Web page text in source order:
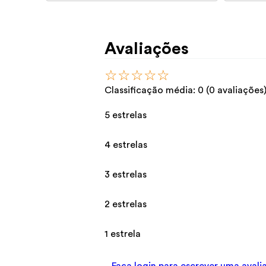
Avaliações
☆☆☆☆☆
Classificação média: 0 (0 avaliações)
5 estrelas
4 estrelas
3 estrelas
2 estrelas
1 estrela